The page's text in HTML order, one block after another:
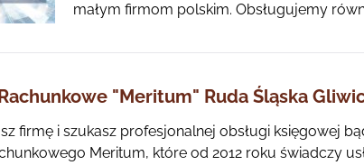
małym firmom polskim. Obsługujemy
"Meritum" Ruda Śląska
firmę i szukasz profesjonalnej obsługi księgowej
Meritum, które od 2012 roku świadczy